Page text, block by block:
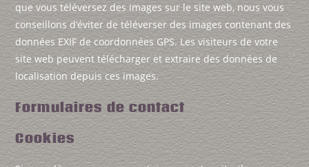
que vous téléversez des images sur le site web, nous vous
conseillons d’éviter de téléverser des images contenant des
données EXIF de coordonnées GPS. Les visiteurs de votre
site web peuvent télécharger et extraire des données de
localisation depuis ces images.
Formulaires de contact
Cookies